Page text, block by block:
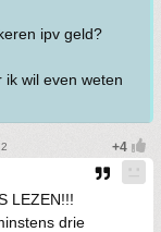
ipv geld?
ik wil even weten
LEZEN!!!
drie